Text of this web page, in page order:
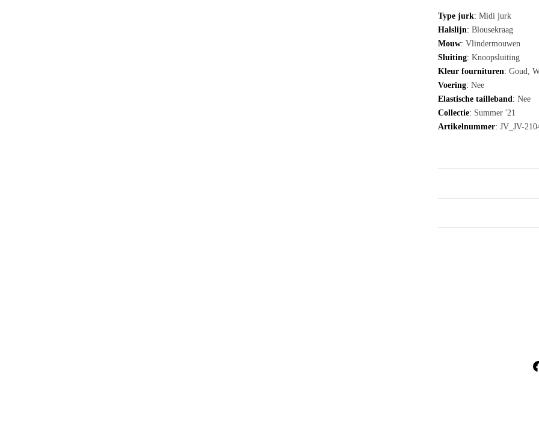
Type jurk: Midi jurk
Halslijn: Blousekraag
Mouw: Vlindermouwen
Sluiting: Knoopsluiting
Kleur fournituren: Goud,
Voering: Nee
Elastische tailleband: Nee
Collectie: Summer '21
Artikelnummer: JV_JV-